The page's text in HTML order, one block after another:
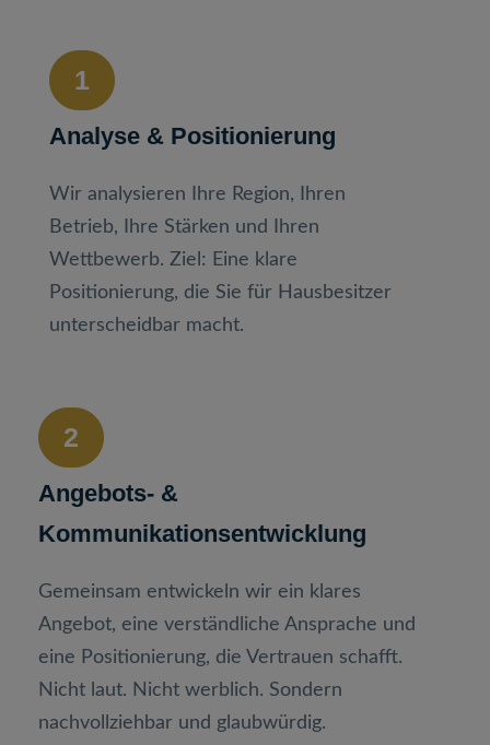
1
Analyse & Positionierung
Wir analysieren Ihre Region, Ihren
Betrieb, Ihre Stärken und Ihren
Wettbewerb. Ziel: Eine klare
Positionierung, die Sie für Hausbesitzer
unterscheidbar macht.
2
Angebots- &
Kommunikationsentwicklung
Gemeinsam entwickeln wir ein klares
Angebot, eine verständliche Ansprache und
eine Positionierung, die Vertrauen schafft.
Nicht laut. Nicht werblich. Sondern
nachvollziehbar und glaubwürdig.